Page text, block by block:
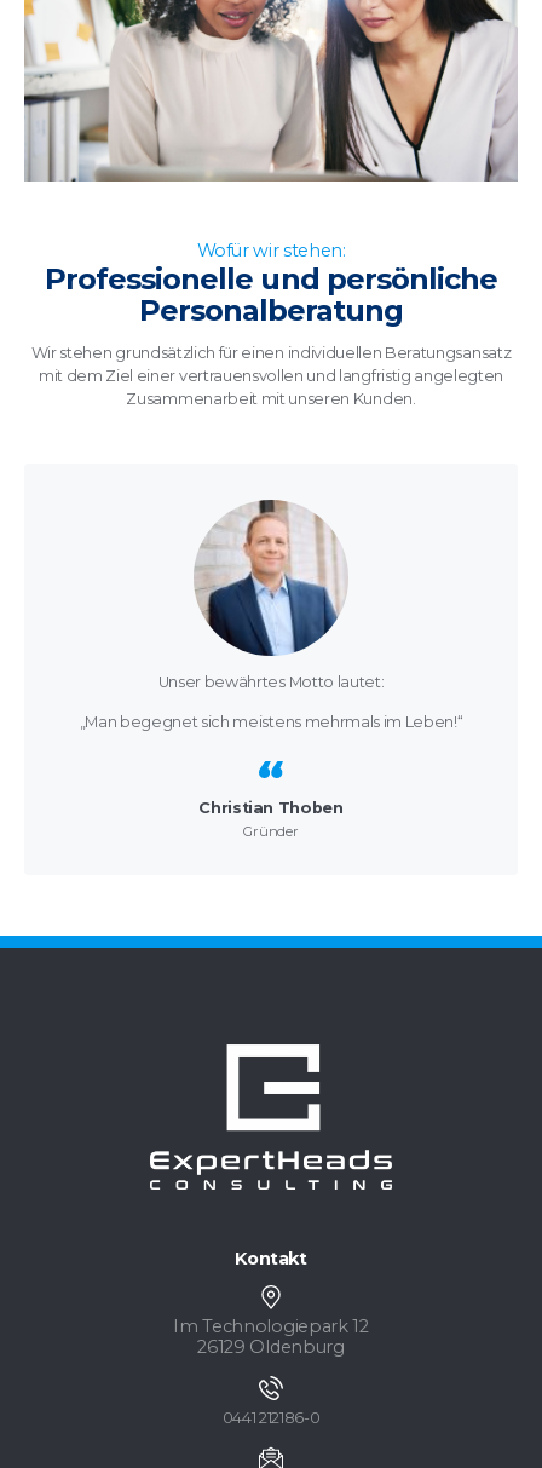
Wofür wir stehen:
Professionelle und persönliche
Personalberatung
Wir stehen grundsätzlich für einen individuellen Beratungsansatz
mit dem Ziel einer vertrauensvollen und langfristig angelegten
Zusammenarbeit mit unseren Kunden.
Unser bewährtes Motto lautet:
„Man begegnet sich meistens mehrmals im Leben!“
Christian Thoben
Gründer
Kontakt
Im Technologiepark 12
26129 Oldenburg
0441 212186-0